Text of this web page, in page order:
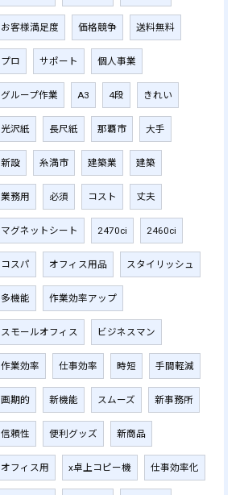
お客様満足度 価格競争 送料無料
プロ サポート 個人事業
グループ作業 A3 4段 きれい
光沢紙 長尺紙 那覇市 大手
新設 糸満市 建築業 建築
業務用 必須 コスト 丈夫
マグネットシート 2470ci 2460ci
コスパ オフィス用品 スタイリッシュ
多機能 作業効率アップ
スモールオフィス ビジネスマン
作業効率 仕事効率 時短 手間軽減
画期的 新機能 スムーズ 新事務所
信頼性 便利グッズ 新商品
オフィス用 x卓上コピー機 仕事効率化